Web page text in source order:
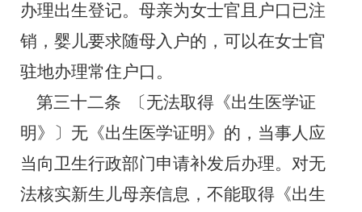
办理出生登记。母亲为女士官且户口已注
销，婴儿要求随母入户的，可以在女士官
驻地办理常住户口。
第三十二条
〔无法取得《出生医学证
明》〕 无《出生医学证明》的，当事人应
当向卫生行政部门申请补发后办理。对无
法核实新生儿母亲信息，不能取得《出生